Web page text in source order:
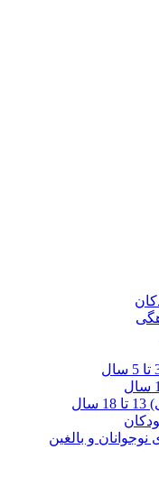
و بالغین